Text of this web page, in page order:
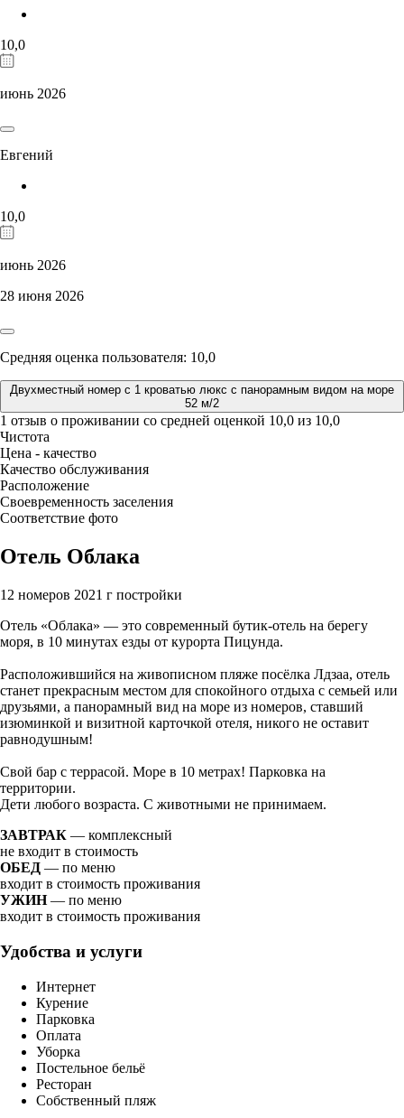
10,0
июнь 2026
Евгений
10,0
июнь 2026
28 июня 2026
Средняя оценка пользователя: 10,0
Двухместный номер с 1 кроватью люкс с панорамным видом на море
52 м/2
1 отзыв о проживании со средней оценкой 10,0 из 10,0
Чистота
Цена - качество
Качество обслуживания
Расположение
Своевременность заселения
Соответствие фото
Отель Облака
12 номеров 2021 г постройки
Отель «Облака» — это современный бутик-отель на берегу
моря, в 10 минутах езды от курорта Пицунда.
Расположившийся на живописном пляже посёлка Лдзаа, отель
станет прекрасным местом для спокойного отдыха с семьей или
друзьями, а панорамный вид на море из номеров, ставший
изюминкой и визитной карточкой отеля, никого не оставит
равнодушным!
Свой бар с террасой. Море в 10 метрах! Парковка на
территории.
Дети любого возраста. С животными не принимаем.
ЗАВТРАК — комплексный
не входит в стоимость
ОБЕД — по меню
входит в стоимость проживания
УЖИН— по меню
входит в стоимость проживания
Удобства и услуги
Интернет
Курение
Парковка
Оплата
Уборка
Постельное бельё
Ресторан
Собственный пляж